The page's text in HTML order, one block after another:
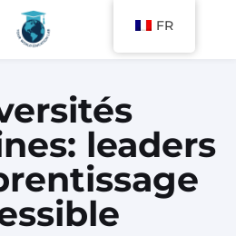
leaders
FR